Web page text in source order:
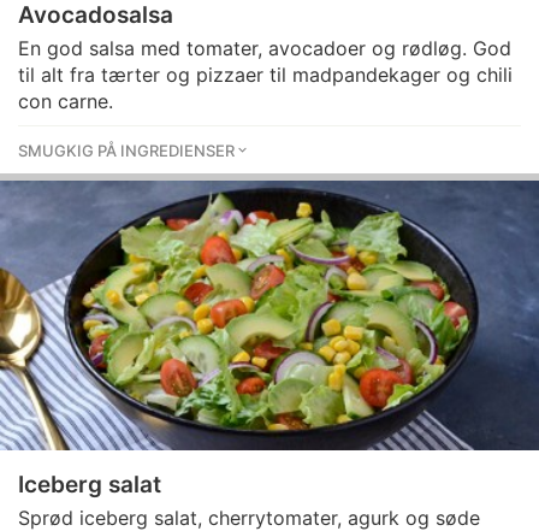
Avocadosalsa
En god salsa med tomater, avocadoer og rødløg. God
til alt fra tærter og pizzaer til madpandekager og chili
con carne.
SMUGKIG PÅ INGREDIENSER
Iceberg salat
Sprød iceberg salat, cherrytomater, agurk og søde